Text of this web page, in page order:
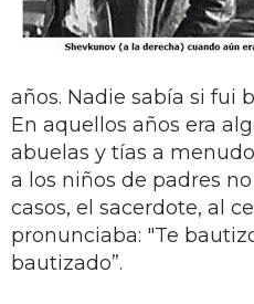
años. Nadie sabía si fui
En aquellos años era
abuelas y tías a
a los niños de padres
casos, el sacerdote, al
pronunciaba: "Te
bautizado”.